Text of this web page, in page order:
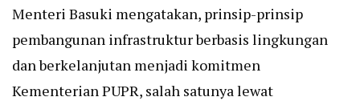
Menteri Basuki mengatakan, prinsip-prinsip
pembangunan infrastruktur berbasis lingkungan
dan berkelanjutan menjadi komitmen
Kementerian PUPR, salah satunya lewat